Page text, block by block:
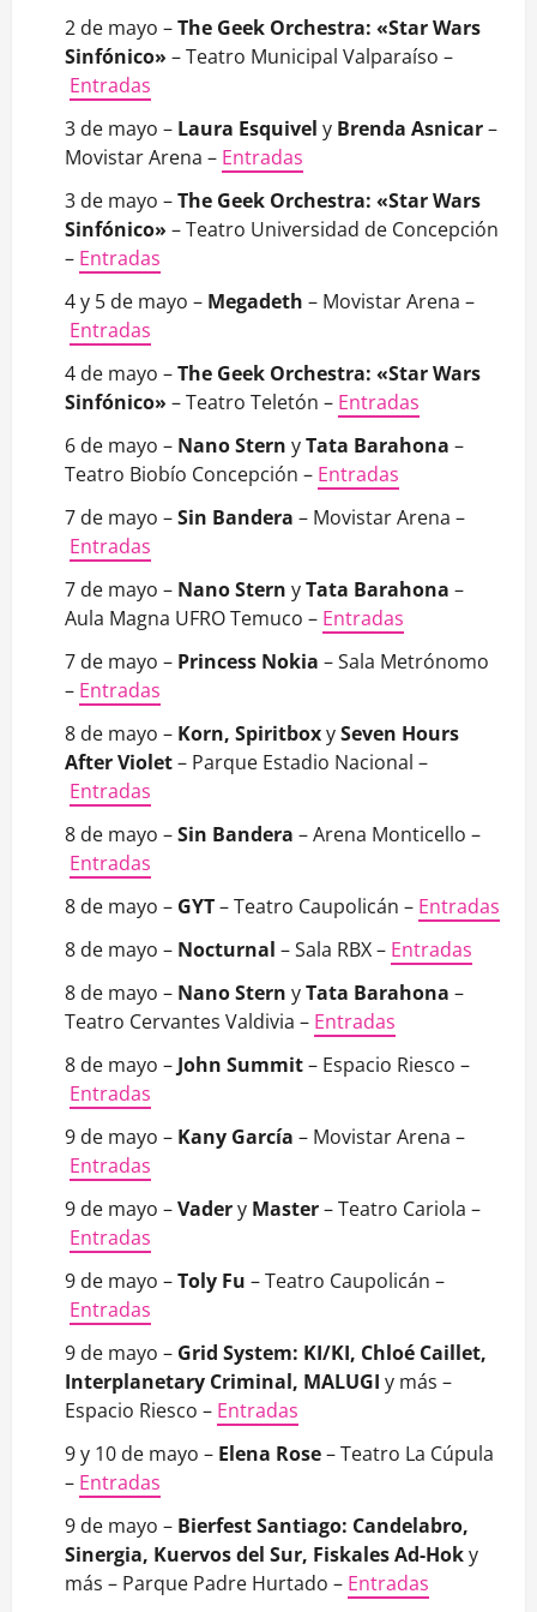
2 de mayo –The Geek Orchestra: «Star Wars
Sinfónico» – Teatro Municipal Valparaíso –
Entradas
3 de mayo – Laura Esquivel y Brenda Asnicar–
Movistar Arena – Entradas
3 de mayo –The Geek Orchestra: «Star Wars
Sinfónico» – Teatro Universidad de Concepción
– Entradas
4 y 5 de mayo – Megadeth – Movistar Arena –
Entradas
4 de mayo –The Geek Orchestra: «Star Wars
Sinfónico» – Teatro Teletón – Entradas
6 de mayo – Nano Stern yTata Barahona –
Teatro Biobío Concepción – Entradas
7 de mayo –Sin Bandera – Movistar Arena –
Entradas
7 de mayo – Nano Stern yTata Barahona –
Aula Magna UFRO Temuco – Entradas
7 de mayo – Princess Nokia – Sala Metrónomo
– Entradas
8 de mayo – Korn, SpiritboxySeven Hours
After Violet– Parque Estadio Nacional –
Entradas
8 de mayo –Sin Bandera – Arena Monticello –
Entradas
8 de mayo – GYT– Teatro Caupolicán – Entradas
8 de mayo – Nocturnal – Sala RBX – Entradas
8 de mayo – Nano Stern yTata Barahona –
Teatro Cervantes Valdivia – Entradas
8 de mayo – John Summit– Espacio Riesco –
Entradas
9 de mayo – Kany García – Movistar Arena –
Entradas
9 de mayo –Vadery Master– Teatro Cariola –
Entradas
9 de mayo –Toly Fu – Teatro Caupolicán –
Entradas
9 de mayo – Grid System: KI/KI, Chloé Caillet,
Interplanetary Criminal, MALUGI y más –
Espacio Riesco – Entradas
9 y 10 de mayo – Elena Rose– Teatro La Cúpula
– Entradas
9 de mayo – Bierfest Santiago: Candelabro,
Sinergia, Kuervos del Sur, Fiskales Ad-Hoky
más – Parque Padre Hurtado – Entradas